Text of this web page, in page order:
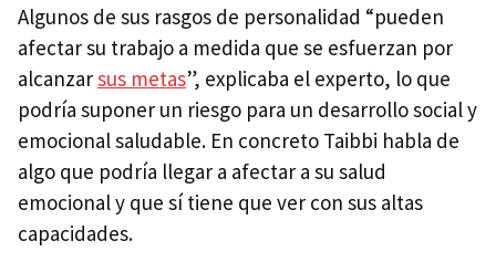
Algunos de sus rasgos de personalidad “pueden
afectar su trabajo a medida que se esfuerzan por
alcanzarsus metas”, explicaba el experto, lo que
podría suponer un riesgo para un desarrollo social y
emocional saludable. En concreto Taibbi habla de
algo que podría llegar a afectar a su salud
emocional y que sí tiene que ver con sus altas
capacidades.